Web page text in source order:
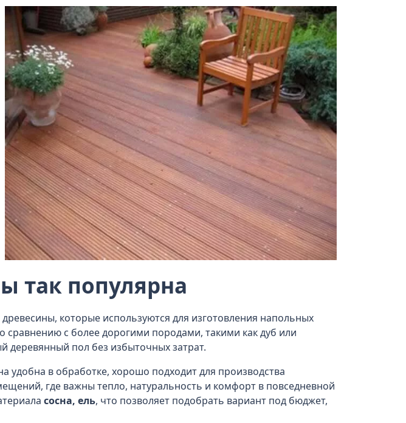
так популярна
которые используются для изготовления напольных
с более дорогими породами, такими как дуб или
деревянный пол без избыточных затрат.
удобна в обработке, хорошо подходит для производства
где важны тепло, натуральность и комфорт в повседневной
сосна, ель, что позволяет подобрать вариант под бюджет,